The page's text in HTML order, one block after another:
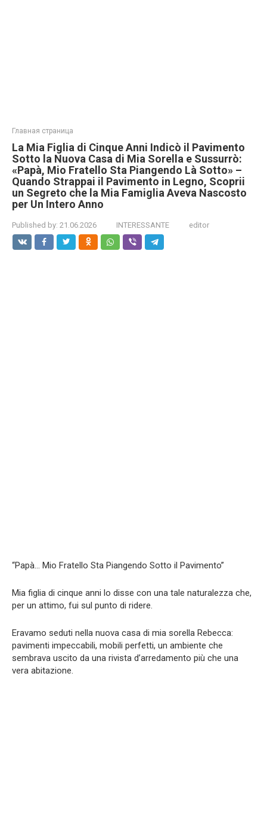
Главная страница
La Mia Figlia di Cinque Anni Indicò il Pavimento
Sotto la Nuova Casa di Mia Sorella e Sussurrò:
«Papà, Mio Fratello Sta Piangendo Là Sotto» –
Quando Strappai il Pavimento in Legno, Scoprii
un Segreto che la Mia Famiglia Aveva Nascosto
per Un Intero Anno
Published by: 21.06.2026 INTERESSANTE editor
“Papà… Mio Fratello Sta Piangendo Sotto il Pavimento”
Mia figlia di cinque anni lo disse con una tale naturalezza che,
per un attimo, fui sul punto di ridere.
Eravamo seduti nella nuova casa di mia sorella Rebecca:
pavimenti impeccabili, mobili perfetti, un ambiente che
sembrava uscito da una rivista d’arredamento più che una
vera abitazione.